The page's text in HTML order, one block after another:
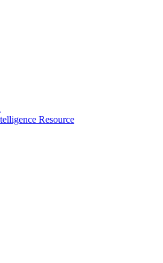
Resource